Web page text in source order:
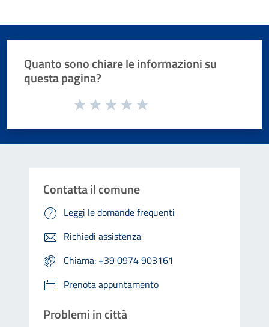
Quanto sono chiare le informazioni su
questa pagina?
Valuta da 1 a 5 stelle la pagina
Contatta il comune
Leggi le domande frequenti
Richiedi assistenza
Chiama: +39 0974 903161
Prenota appuntamento
Problemi in città